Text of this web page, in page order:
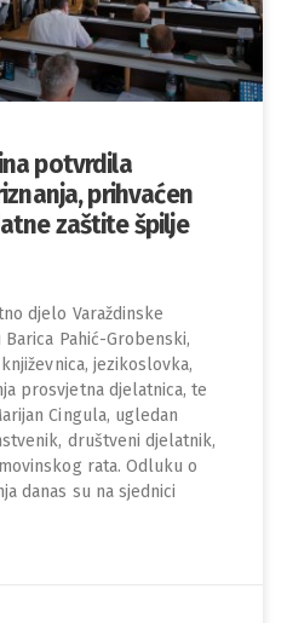
potvrdila
prihvaćen
zaštite špilje
djelo Varaždinske
Pahić-Grobenski,
jezikoslovka,
prosvjetna djelatnica, te
Cingula, ugledan
društveni djelatnik,
rata. Odluku o
danas su na sjednici